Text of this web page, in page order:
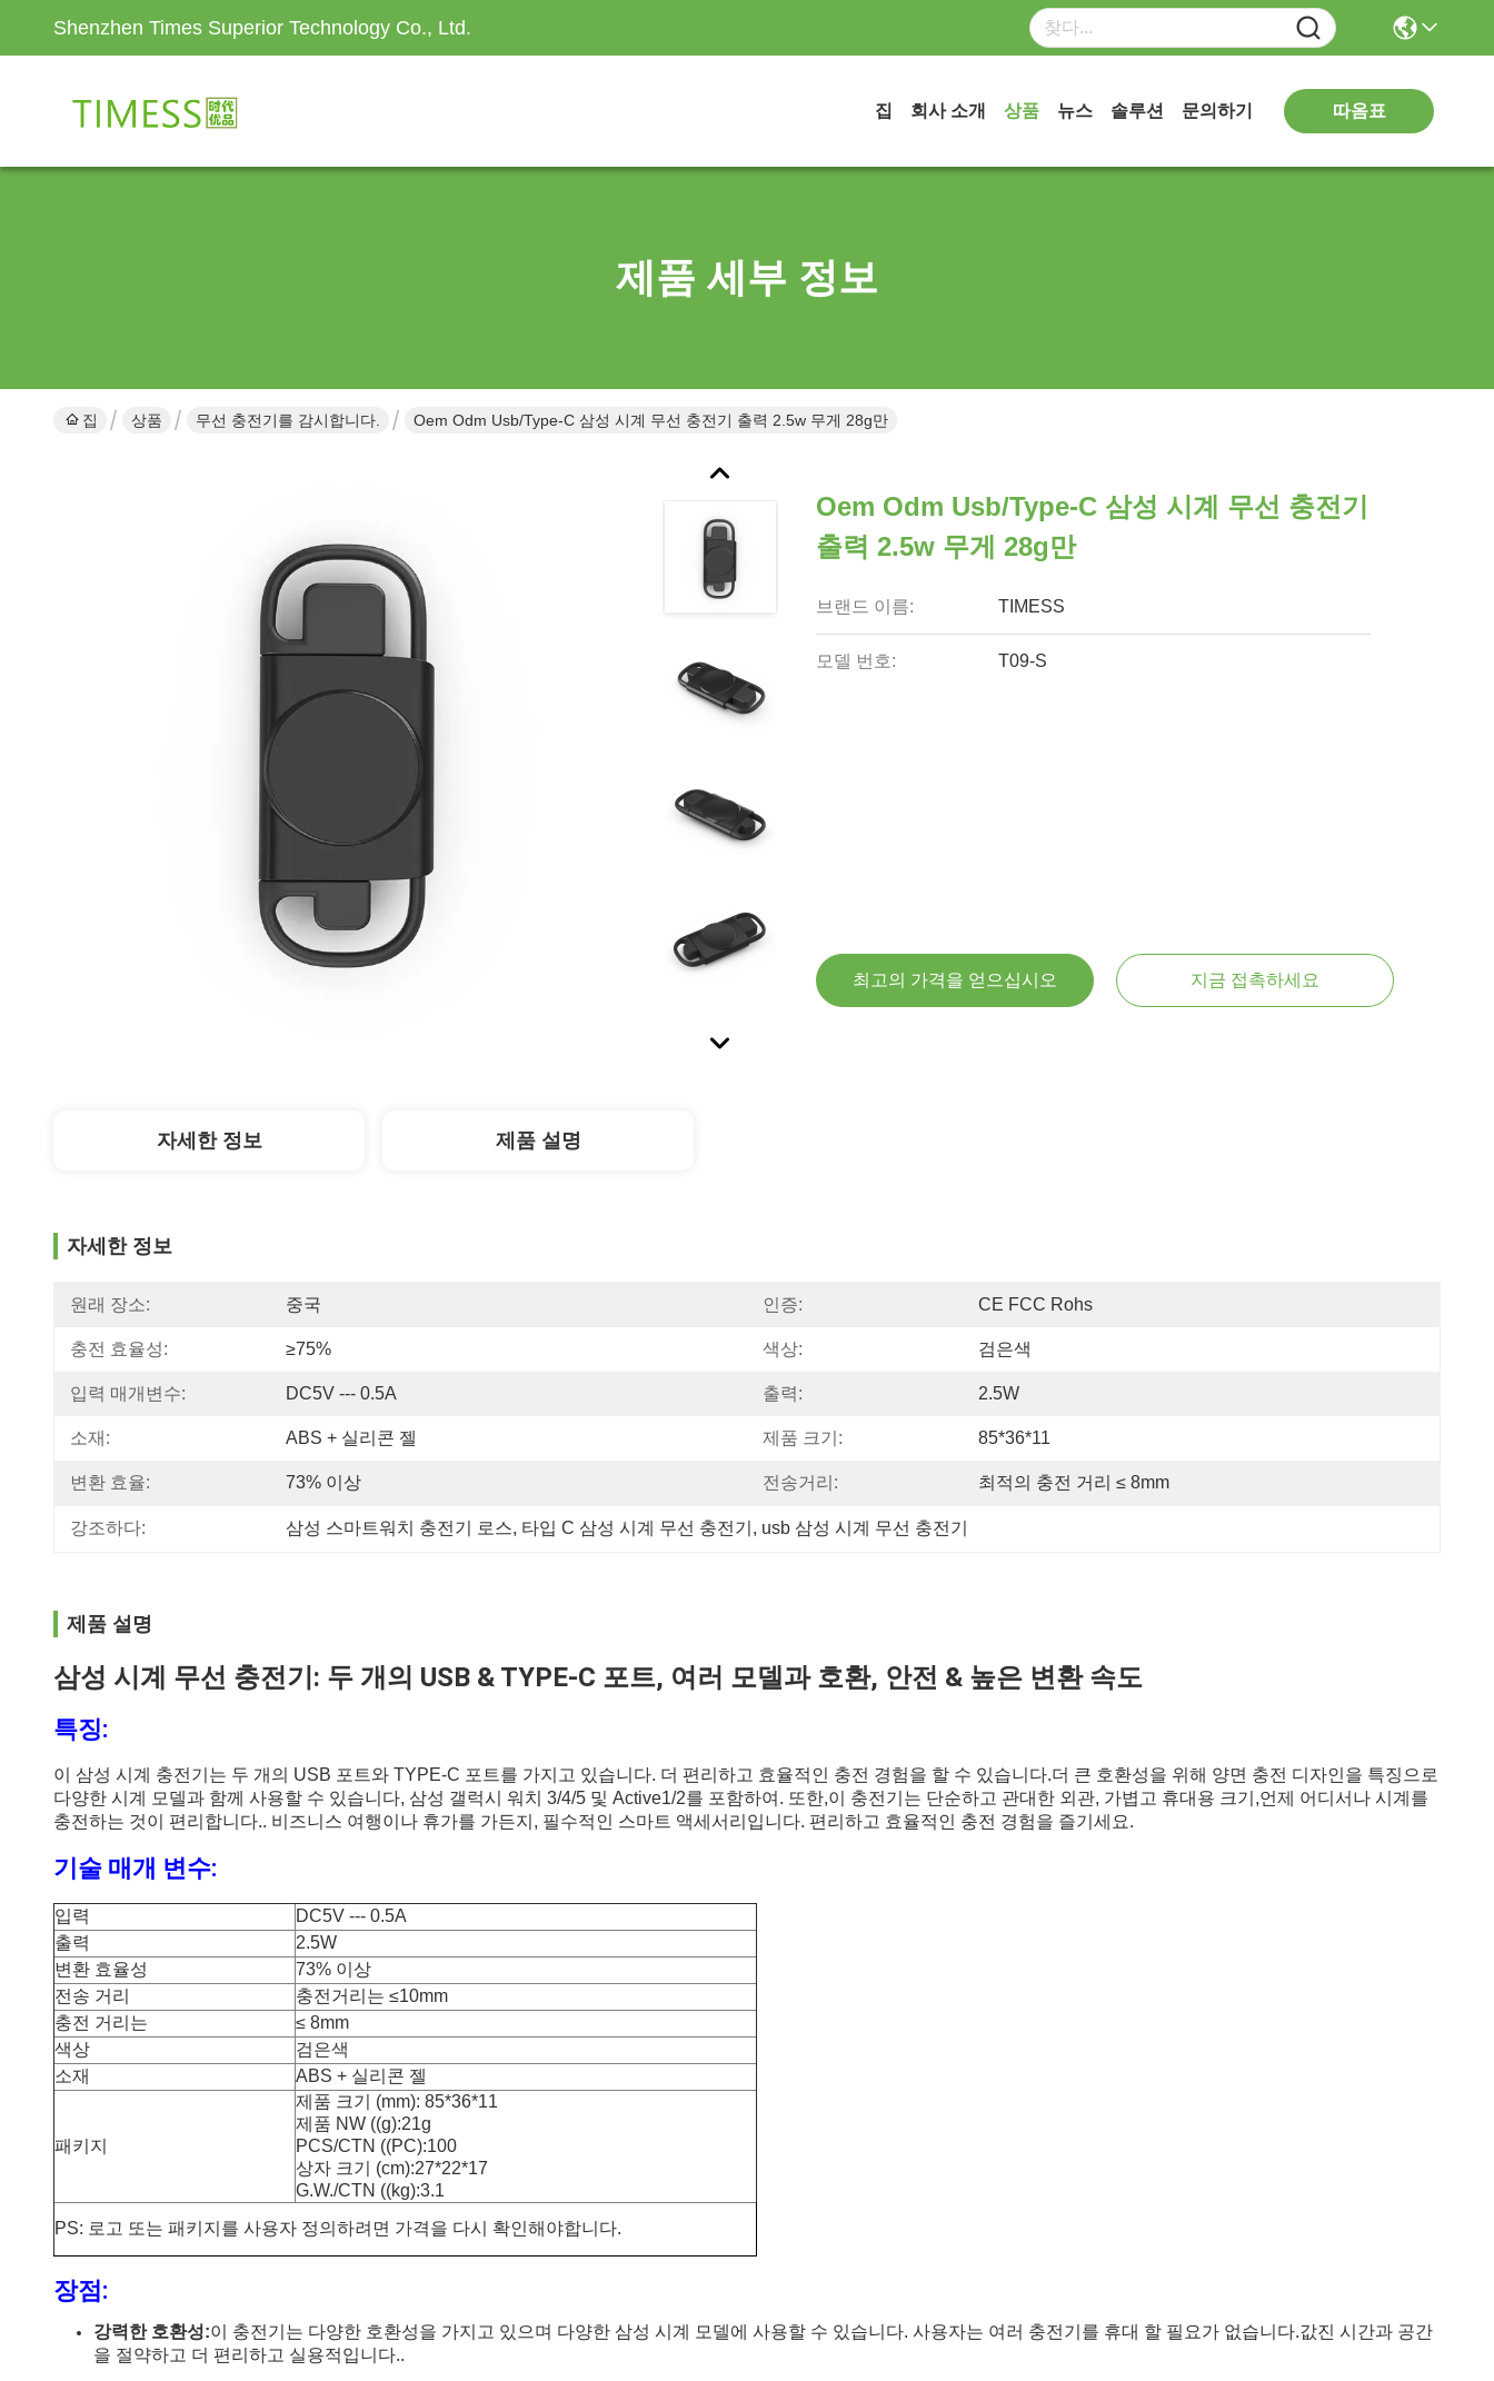
Shenzhen Times Superior Technology Co., Ltd.
집 회사 소개 상품 뉴스 솔루션 문의하기 따옴표
제품 세부 정보
집 상품 무선 충전기를 감시합니다. Oem Odm Usb/Type-C 삼성 시계 무선 충전기 출력 2.5w 무게 28g만
Oem Odm Usb/Type-C 삼성 시계 무선 충전기
출력 2.5w 무게 28g만
브랜드 이름: TIMESS
모델 번호: T09-S
최고의 가격을 얻으십시오 지금 접촉하세요
자세한 정보 제품 설명
자세한 정보
원래 장소: 중국 인증: CE FCC Rohs
충전 효율성: ≥75% 색상: 검은색
입력 매개변수: DC5V --- 0.5A 출력: 2.5W
소재: ABS + 실리콘 젤 제품 크기: 85*36*11
변환 효율: 73% 이상 전송거리: 최적의 충전 거리 ≤ 8mm
강조하다: 삼성 스마트워치 충전기 로스, 타입 C 삼성 시계 무선 충전기 , usb 삼성 시계 무선 충전기
제품 설명
삼성 시계 무선 충전기: 두 개의 USB & TYPE-C 포트, 여러 모델과 호환, 안전 & 높은 변환 속도
특징:
이 삼성 시계 충전기는 두 개의 USB 포트와 TYPE-C 포트를 가지고 있습니다. 더 편리하고 효율적인 충전 경험을 할 수 있습니다.더 큰 호환성을 위해 양면 충전 디자인을 특징으로
다양한 시계 모델과 함께 사용할 수 있습니다, 삼성 갤럭시 워치 3/4/5 및 Active1/2를 포함하여. 또한,이 충전기는 단순하고 관대한 외관, 가볍고 휴대용 크기,언제 어디서나 시계를
충전하는 것이 편리합니다.. 비즈니스 여행이나 휴가를 가든지, 필수적인 스마트 액세서리입니다. 편리하고 효율적인 충전 경험을 즐기세요.
기술 매개 변수:
입력
DC5V --- 0.5A
출력
2.5W
변환 효율성
73% 이상
전송 거리
충전거리는 ≤10mm
충전 거리는
≤ 8mm
색상
검은색
소재
ABS + 실리콘 젤
패키지
제품 크기 (mm): 85*36*11
제품 NW ((g):21g
PCS/CTN ((PC):100
상자 크기 (cm):27*22*17
G.W./CTN ((kg):3.1
PS: 로고 또는 패키지를 사용자 정의하려면 가격을 다시 확인해야합니다.
장점:
강력한 호환성:이 충전기는 다양한 호환성을 가지고 있으며 다양한 삼성 시계 모델에 사용할 수 있습니다. 사용자는 여러 충전기를 휴대 할 필요가 없습니다.값진 시간과 공간
을 절약하고 더 편리하고 실용적입니다..